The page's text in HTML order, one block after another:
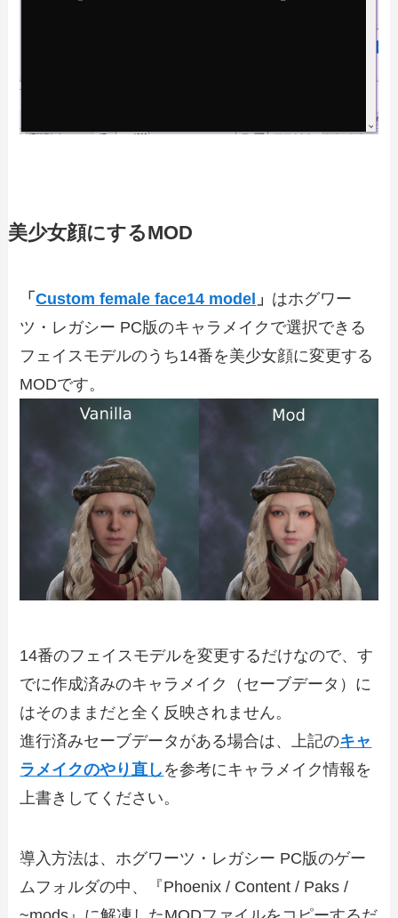
美少女顔にするMOD
「Custom female face14 model 」 はホグワー
ツ・レガシー PC版のキャラメイクで選択できる
フェイスモデルのうち14番を美少女顔に変更する
MODです。
14番のフェイスモデルを変更するだけなので、す
でに作成済みのキャラメイク（セーブデータ）に
はそのままだと全く反映されません。
進行済みセーブデータがある場合は、上記のキャ
ラメイクのやり直し を参考にキャラメイク情報を
上書きしてください。
導入方法は、ホグワーツ・レガシー PC版のゲー
ムフォルダの中、『Phoenix / Content / Paks /